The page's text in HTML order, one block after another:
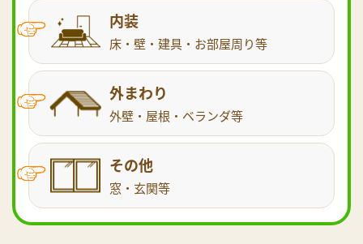
内装
床・壁・建具・お部屋周り等
外まわり
外壁・屋根・ベランダ等
その他
窓・玄関等